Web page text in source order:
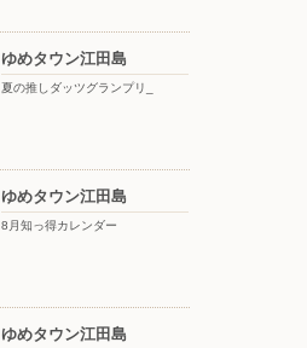
ゆめタウン江田島
夏の推しダッツグランプリ_
ゆめタウン江田島
8月知っ得カレンダー
ゆめタウン江田島